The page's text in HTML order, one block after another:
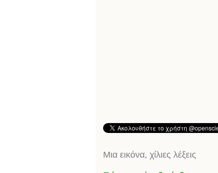
Μια εικόνα, χίλιες λέξεις